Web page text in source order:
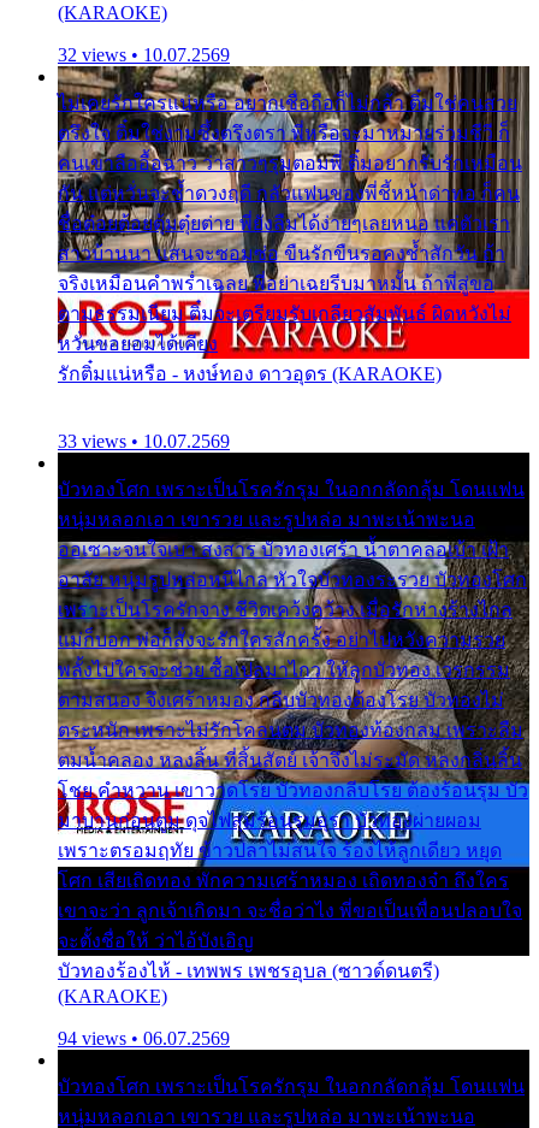
(KARAOKE)
32 views • 10.07.2569
ไม่เคยรักใครแน่หรือ อยากเชื่อถือก็ไม่กล้า ติ๋มใช่คนสวย
ตรึงใจ ติ๋มใช่งามซึ้งตรึงตรา พี่หรือจะมาหมายร่วมชีวี ก็
คนเขาลืออื้อฉาว ว่าสาวๆรุมตอมพี่ ติ๋มอยากรับรักเหมือน
กัน แต่หวั่นจะช้ำดวงฤดี กลัวแฟนของพี่ชี้หน้าด่าทอ ก็คน
ชื่อต๋อยต้อยตุ้มตุ๋ยต่าย พี่ยังลืมได้ง่ายๆเลยหนอ แค่ตัวเรา
สาวบ้านนา แสนจะซอมซ่อ ขืนรักขืนรอคงช้ำสักวัน ถ้า
จริงเหมือนคำพร่ำเฉลย พี่อย่าเฉยรีบมาหมั้น ถ้าพี่สู่ขอ
ตามธรรมเนียม ติ๋มจะเตรียมรับเกลียวสัมพันธ์ ผิดหวังไม่
หวั่นขอยอมได้เคียง
รักติ๋มแน่หรือ - หงษ์ทอง ดาวอุดร (KARAOKE)
33 views • 10.07.2569
บัวทองโศก เพราะเป็นโรครักรุม ในอกกลัดกลุ้ม โดนแฟน
หนุ่มหลอกเอา เขารวย และรูปหล่อ มาพะเน้าพะนอ
ออเซาะจนใจเบา สงสาร บัวทองเศร้า น้ำตาคลอเบ้า เฝ้า
อาลัย หนุ่มรูปหล่อหนีไกล หัวใจบัวทองระรวย บัวทองโศก
เพราะเป็นโรครักจาง ชีวิตเคว้งคว้าง เมื่อรักห่างร้างไกล
แม่ก็บอก พ่อก็สั่งจะรักใครสักครั้ง อย่าไปหวังความรวย
พลั้งไปใครจะช่วย ซื้อเปลมาไกว ให้ลูกบัวทอง เวรกรรม
ตามสนอง จึงเศร้าหมอง กลีบบัวทองต้องโรย บัวทองไม่
ตระหนัก เพราะไม่รักโคลนตม บัวทองท้องกลม เพราะลืม
ตมน้ำคลอง หลงลิ้น ที่สิ้นสัตย์ เจ้าจึงไม่ระมัด หลงกลิ่นลิ้น
โชย คำหวาน เขาวาดโรย บัวทองกลีบโรย ต้องร้อนรุม บัว
มาบานก่อนตูม ดุจไฟสุมร้อนรุมอุรา บัวทองผ่ายผอม
เพราะตรอมฤทัย ข้าวปลาไม่สนใจ ร้องไห้ลูกเดียว หยุด
โศก เสียเถิดทอง พักความเศร้าหมอง เถิดทองจ๋า ถึงใคร
เขาจะว่า ลูกเจ้าเกิดมา จะชื่อว่าไง พี่ขอเป็นเพื่อนปลอบใจ
จะตั้งชื่อให้ ว่าไอ้บังเอิญ
บัวทองร้องไห้ - เทพพร เพชรอุบล (ซาวด์ดนตรี)
(KARAOKE)
94 views • 06.07.2569
บัวทองโศก เพราะเป็นโรครักรุม ในอกกลัดกลุ้ม โดนแฟน
หนุ่มหลอกเอา เขารวย และรูปหล่อ มาพะเน้าพะนอ